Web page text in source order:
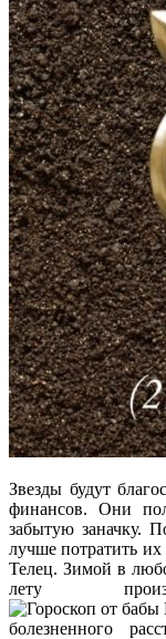
Звезды будут
финансов. Они
забытую заначку.
лучше потратить
Телец. Зимой в
лету
болезненного